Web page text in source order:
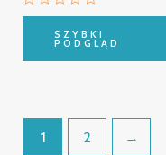
Oceniono
SZYBKI
PODGLĄD
1 2 →